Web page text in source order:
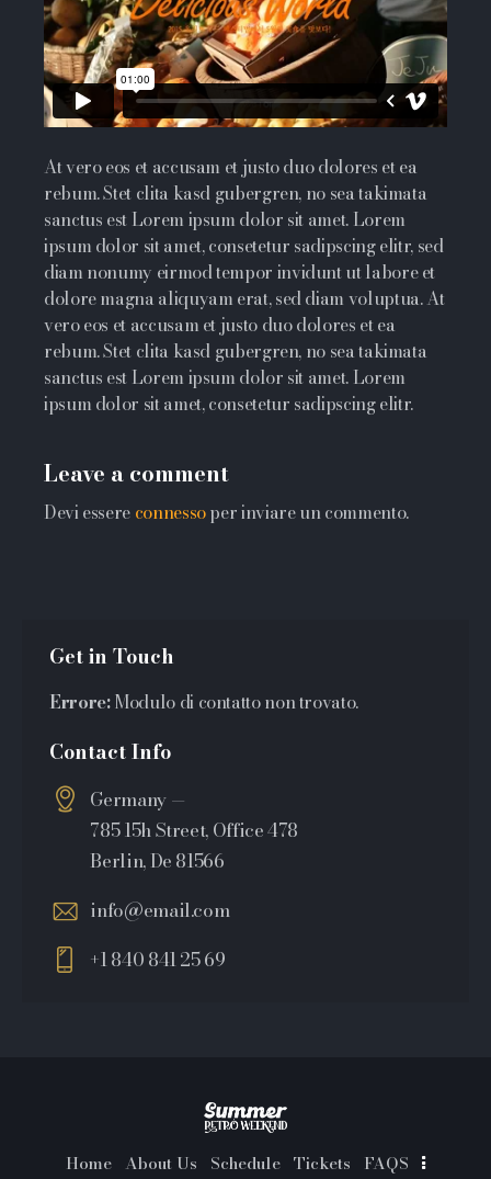
At vero eos et accusam et justo duo dolores et ea
rebum. Stet clita kasd gubergren, no sea takimata
sanctus est Lorem ipsum dolor sit amet. Lorem
ipsum dolor sit amet, consetetur sadipscing elitr, sed
diam nonumy eirmod tempor invidunt ut labore et
dolore magna aliquyam erat, sed diam voluptua. At
vero eos et accusam et justo duo dolores et ea
rebum. Stet clita kasd gubergren, no sea takimata
sanctus est Lorem ipsum dolor sit amet. Lorem
ipsum dolor sit amet, consetetur sadipscing elitr.
Leave a comment
Devi essere connessoper inviare un commento.
Get in Touch
Errore:Modulo di contatto non trovato.
Contact Info
Germany —
785 15h Street, Office 478
Berlin, De 81566
info@email.com
+1 840 841 25 69
Home About Us Schedule Tickets FAQS